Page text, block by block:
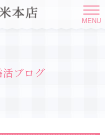
MENU
ブログ